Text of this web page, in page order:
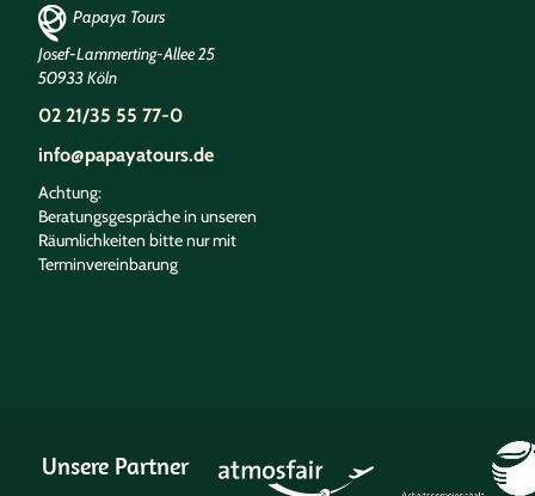
Papaya Tours
Josef-Lammerting-Allee 25
50933 Köln
02 21/35 55 77-0
info@papayatours.de
Achtung:
Beratungsgespräche in unseren
Räumlichkeiten bitte nur mit
Terminvereinbarung
Unsere Partner